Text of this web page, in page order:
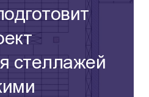
стеллажей